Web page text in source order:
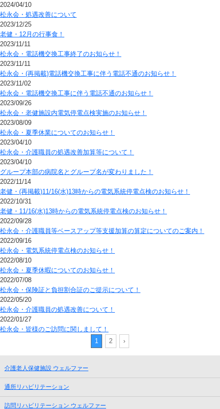
2024/04/10
松永会・処遇改善について
2023/12/25
老健・12月の行事食！
2023/11/11
松永会・電話機交換工事終了のお知らせ！
2023/11/11
松永会・(再掲載)電話機交換工事に伴う電話不通のお知らせ！
2023/11/02
松永会・電話機交換工事に伴う電話不通のお知らせ！
2023/09/26
松永会・老健施設内電気停電点検実施のお知らせ！
2023/08/09
松永会・夏季休業についてのお知らせ！
2023/04/10
松永会・介護職員の処遇改善加算等について！
2023/04/10
グループ本部の病院名とグループ名が変わりました！
2022/11/14
老健・(再掲載)11/16(水)13時からの電気系統停電点検のお知らせ！
2022/10/31
老健・11/16(水)13時からの電気系統停電点検のお知らせ！
2022/09/28
松永会・介護職員等ベースアップ等支援加算の算定についてのご案内！
2022/09/16
松永会・電気系統停電点検のお知らせ！
2022/08/10
松永会・夏季休暇についてのお知らせ！
2022/07/08
松永会・保険証と負担割合証のご提示について！
2022/05/20
松永会・介護職員の処遇改善について！
2022/01/27
松永会・皆様のご訪問に関しまして！
1
2 ›
介護老人保健施設 ウェルファー
通所リハビリテーション
訪問リハビリテーション ウェルファー